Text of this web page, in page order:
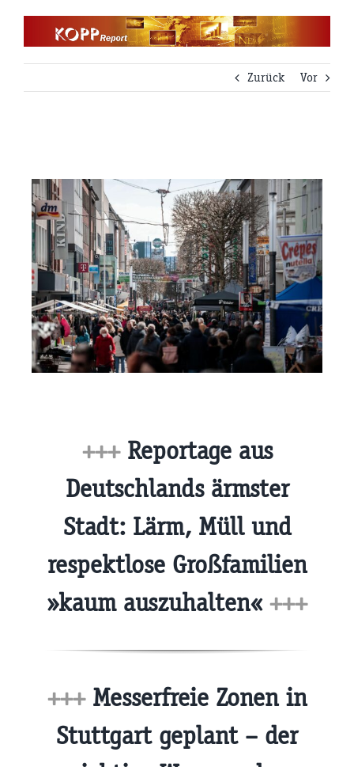
Zurück
Vor
+++Reportage aus
Deutschlands ärmster
Stadt: Lärm, Müll und
respektlose Großfamilien
»kaum auszuhalten« +++
+++Messerfreie Zonen in
Stuttgart geplant – der